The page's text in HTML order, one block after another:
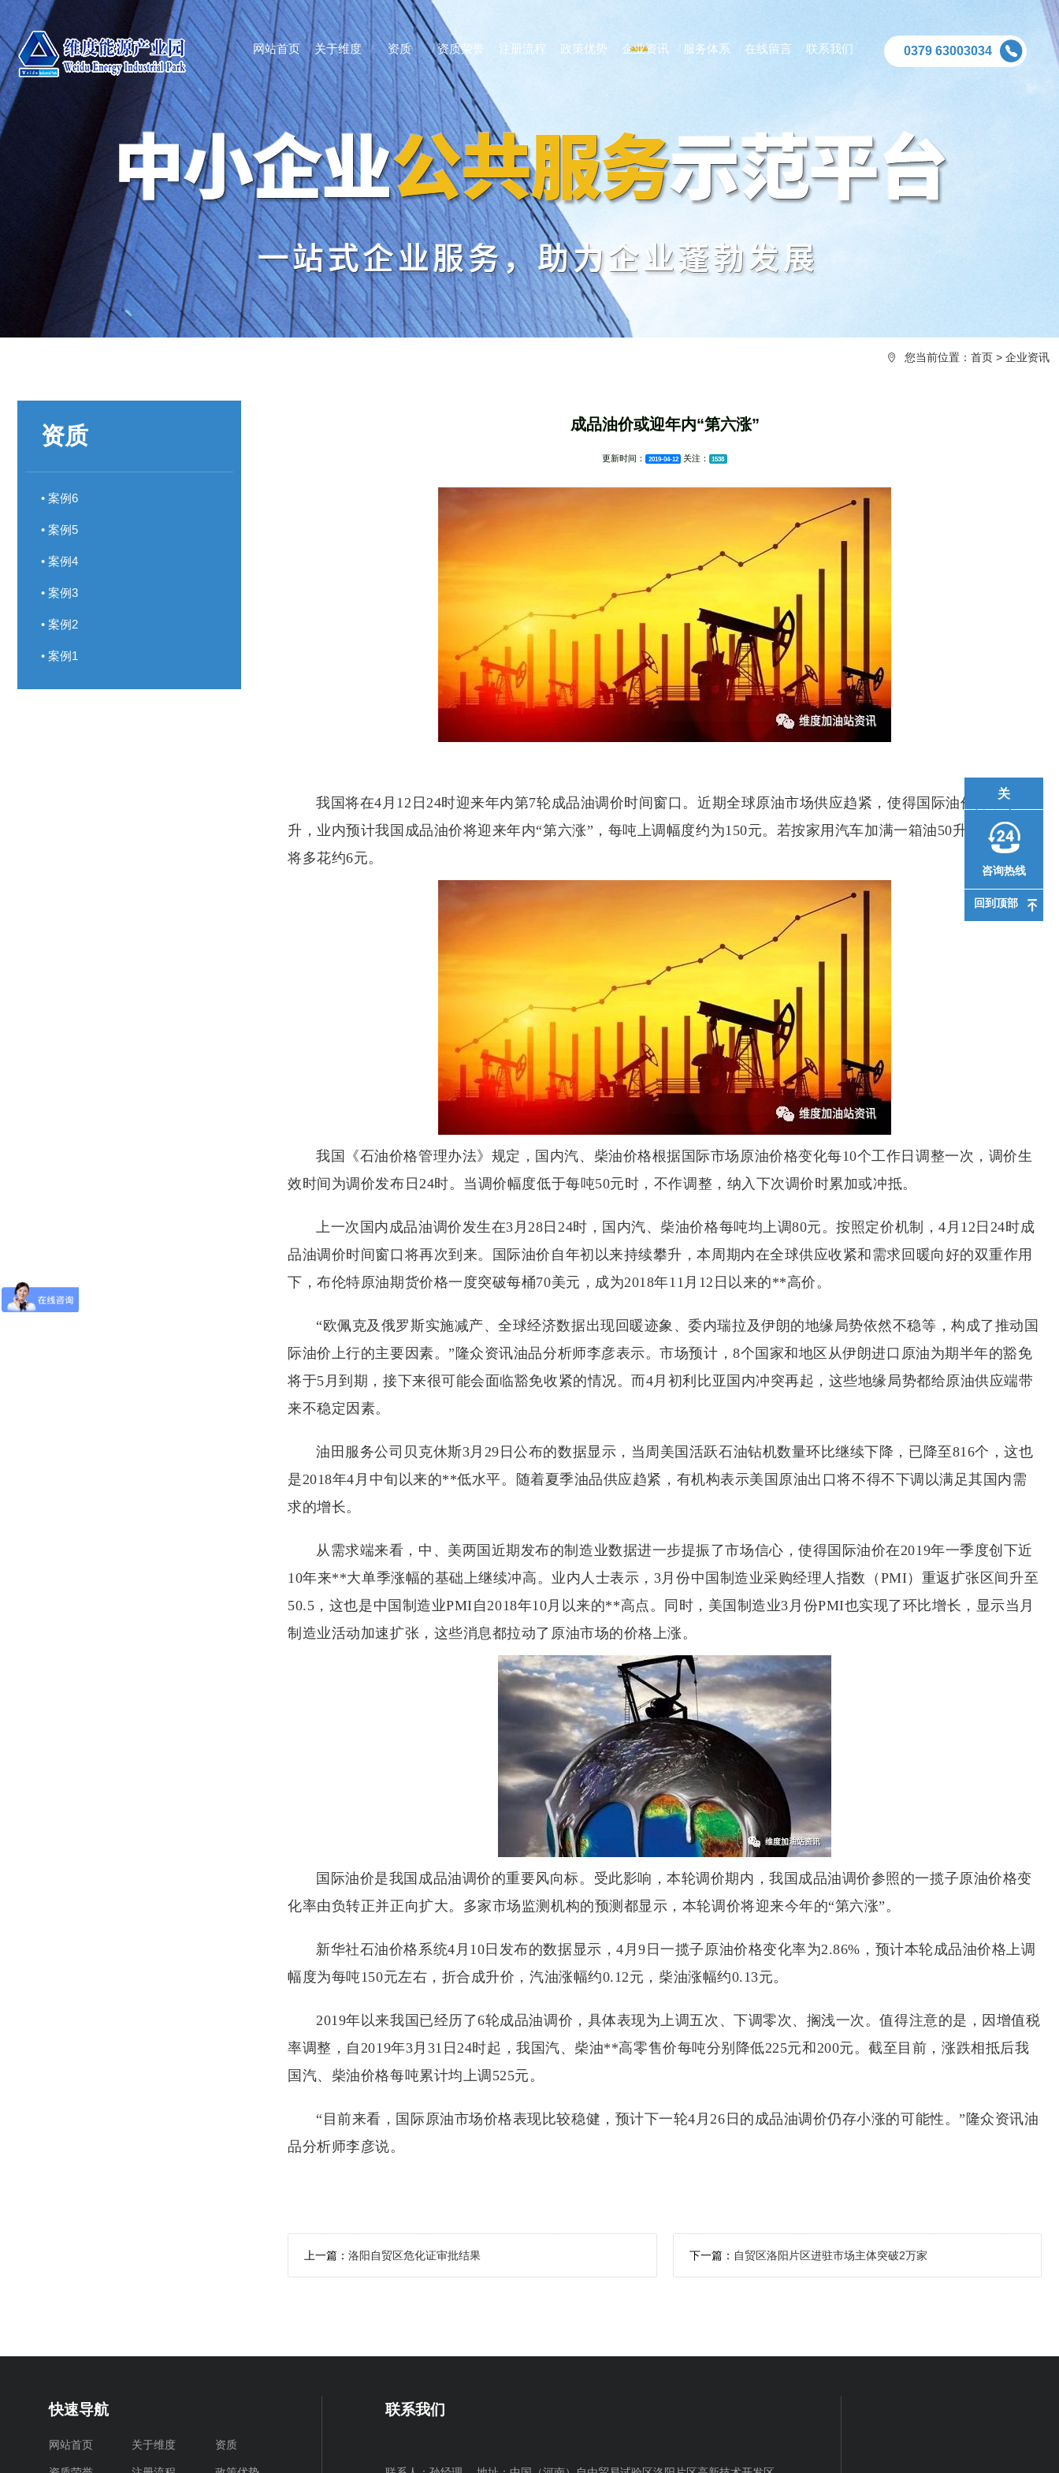
网站首页 关于维度 资质 资质荣誉 注册流程 政策优势 企业资讯 服务体系 在线留言 联系我们 0379 63003034
您当前位置： 首页 > 企业资讯
资质
• 案例6
• 案例5
• 案例4
• 案例3
• 案例2
• 案例1
成品油价或迎年内“第六涨”
更新时间： 2019-04-12 关注： 1538
我国将在4月12日24时迎来年内第7轮成品油调价时间窗口。近期全球原油市场供应趋紧，使得国际油价持续攀
升，业内预计我国成品油价将迎来年内“第六涨”，每吨上调幅度约为150元。若按家用汽车加满一箱油50升计算，车主
将多花约6元。
我国《石油价格管理办法》规定，国内汽、柴油价格根据国际市场原油价格变化每10个工作日调整一次，调价生
效时间为调价发布日24时。当调价幅度低于每吨50元时，不作调整，纳入下次调价时累加或冲抵。
上一次国内成品油调价发生在3月28日24时，国内汽、柴油价格每吨均上调80元。按照定价机制，4月12日24时成
品油调价时间窗口将再次到来。国际油价自年初以来持续攀升，本周期内在全球供应收紧和需求回暖向好的双重作用
下，布伦特原油期货价格一度突破每桶70美元，成为2018年11月12日以来的**高价。
“欧佩克及俄罗斯实施减产、全球经济数据出现回暖迹象、委内瑞拉及伊朗的地缘局势依然不稳等，构成了推动国
际油价上行的主要因素。”隆众资讯油品分析师李彦表示。市场预计，8个国家和地区从伊朗进口原油为期半年的豁免
将于5月到期，接下来很可能会面临豁免收紧的情况。而4月初利比亚国内冲突再起，这些地缘局势都给原油供应端带
来不稳定因素。
油田服务公司贝克休斯3月29日公布的数据显示，当周美国活跃石油钻机数量环比继续下降，已降至816个，这也
是2018年4月中旬以来的**低水平。随着夏季油品供应趋紧，有机构表示美国原油出口将不得不下调以满足其国内需
求的增长。
从需求端来看，中、美两国近期发布的制造业数据进一步提振了市场信心，使得国际油价在2019年一季度创下近
10年来**大单季涨幅的基础上继续冲高。业内人士表示，3月份中国制造业采购经理人指数（PMI）重返扩张区间升至
50.5，这也是中国制造业PMI自2018年10月以来的**高点。同时，美国制造业3月份PMI也实现了环比增长，显示当月
制造业活动加速扩张，这些消息都拉动了原油市场的价格上涨。
国际油价是我国成品油调价的重要风向标。受此影响，本轮调价期内，我国成品油调价参照的一揽子原油价格变
化率由负转正并正向扩大。多家市场监测机构的预测都显示，本轮调价将迎来今年的“第六涨”。
新华社石油价格系统4月10日发布的数据显示，4月9日一揽子原油价格变化率为2.86%，预计本轮成品油价格上调
幅度为每吨150元左右，折合成升价，汽油涨幅约0.12元，柴油涨幅约0.13元。
2019年以来我国已经历了6轮成品油调价，具体表现为上调五次、下调零次、搁浅一次。值得注意的是，因增值税
率调整，自2019年3月31日24时起，我国汽、柴油**高零售价每吨分别降低225元和200元。截至目前，涨跌相抵后我
国汽、柴油价格每吨累计均上调525元。
“目前来看，国际原油市场价格表现比较稳健，预计下一轮4月26日的成品油调价仍存小涨的可能性。”隆众资讯油
品分析师李彦说。
上一篇：洛阳自贸区危化证审批结果 下一篇： 自贸区洛阳片区进驻市场主体突破2万家
快速导航
网站首页 关于维度 资质
联系我们
关
咨询热线
回到顶部